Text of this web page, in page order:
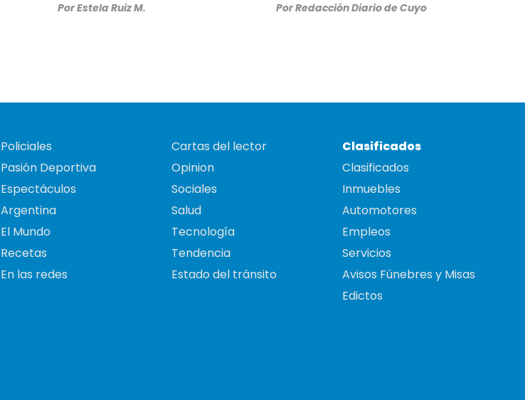
PorEstela Ruiz M. PorRedacción Diario de Cuyo
Policiales
Pasión Deportiva
Espectáculos
Argentina
El Mundo
Recetas
En las redes
Cartas del lector
Opinion
Sociales
Salud
Tecnología
Tendencia
Estado del tránsito
Clasificados
Clasificados
Inmuebles
Automotores
Empleos
Servicios
Avisos Fúnebres y Misas
Edictos